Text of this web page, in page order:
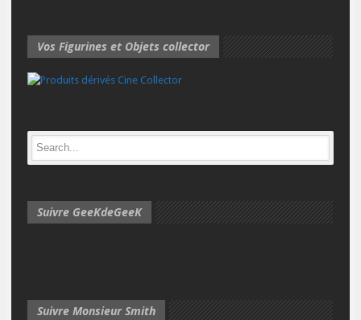
Vos Figurines et Objets collector
Suivre GeeKdeGeeK
Suivre Monsieur Smith